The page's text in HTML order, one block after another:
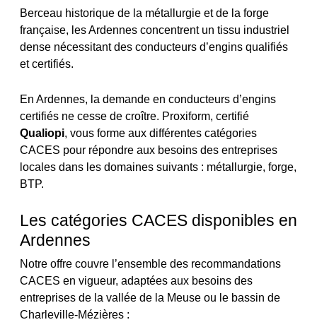
Berceau historique de la métallurgie et de la forge
française, les Ardennes concentrent un tissu industriel
dense nécessitant des conducteurs d’engins qualifiés
et certifiés.
En Ardennes, la demande en conducteurs d’engins
certifiés ne cesse de croître. Proxiform, certifié
Qualiopi, vous forme aux différentes catégories
CACES pour répondre aux besoins des entreprises
locales dans les domaines suivants : métallurgie, forge,
BTP.
Les catégories CACES disponibles en
Ardennes
Notre offre couvre l’ensemble des recommandations
CACES en vigueur, adaptées aux besoins des
entreprises de la vallée de la Meuse ou le bassin de
Charleville-Mézières :